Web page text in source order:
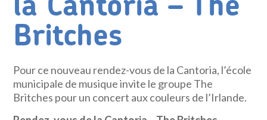
la Cantoria – The
Britches
Pour ce nouveau rendez-vous de la Cantoria, l’école
municipale de musique invite le groupe The
Britches pour un concert aux couleurs de l’Irlande.